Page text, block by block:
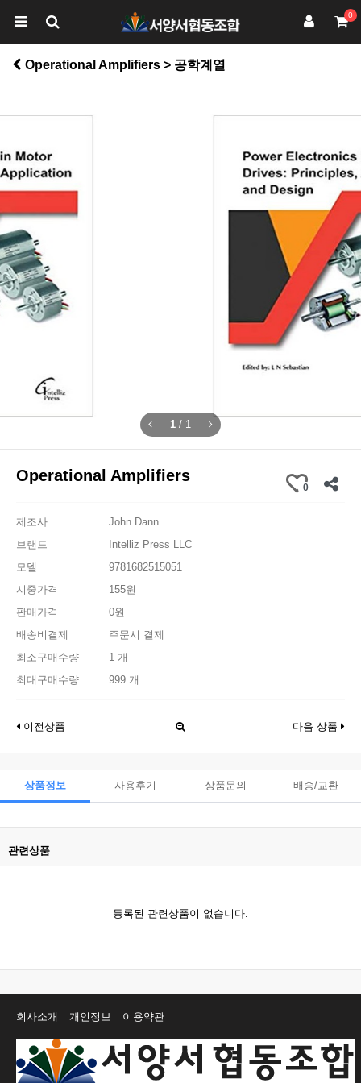
0
Operational Amplifiers > 공학계열
1 / 1
Operational Amplifiers
0
제조사
John Dann
브랜드
Intelliz Press LLC
모델
9781682515051
시중가격
155원
판매가격
0원
배송비결제
주문시 결제
최소구매수량
1 개
최대구매수량
999 개
이전상품 다음 상품
상품정보 사용후기 상품문의 배송/교환
관련상품
등록된 관련상품이 없습니다.
회사소개 개인정보 이용약관